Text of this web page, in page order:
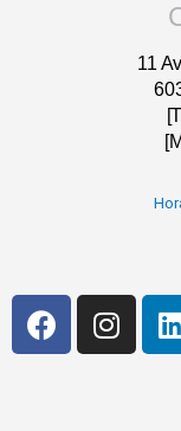
11